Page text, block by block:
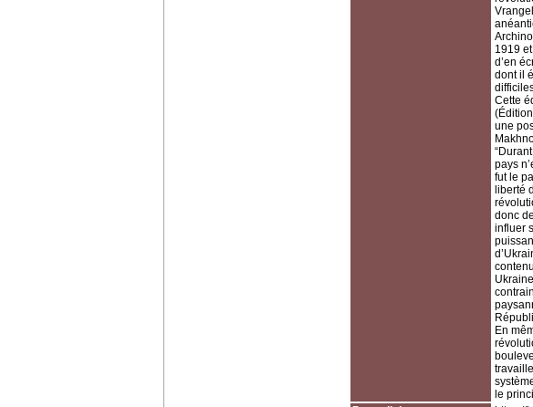
1919
d’en
dont il
Cette
une
pays
fut le
liberté
donc
influer
En
le